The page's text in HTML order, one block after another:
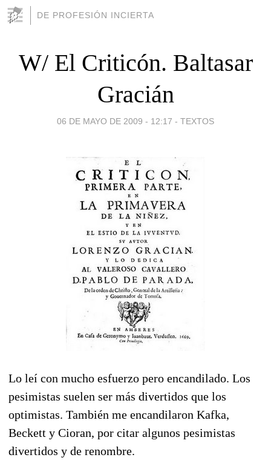
DE PROFESIÓN INCIERTA
W/ El Criticón. Baltasar
Gracián
06 DE MAYO DE 2009 - 12:17 - TEXTOS
Lo leí con mucho esfuerzo pero encandilado. Los
pesimistas suelen ser más divertidos que los
optimistas. También me encandilaron Kafka,
Beckett y Cioran, por citar algunos pesimistas
divertidos y de renombre.